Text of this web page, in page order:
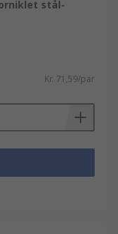
stål-
Kr. 71,59/par